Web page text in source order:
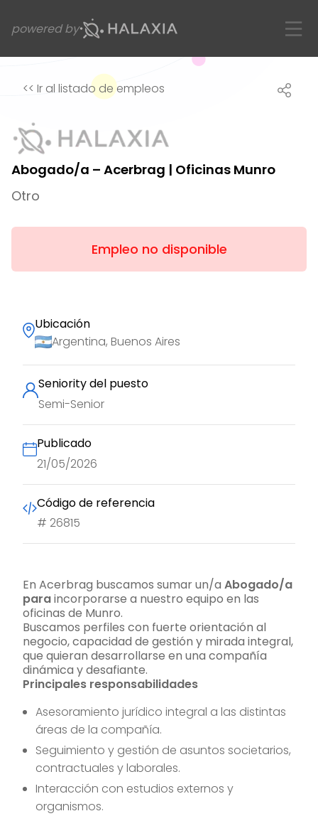
powered by
<< Ir al listado de empleos
En Acerbrag buscamos sumar un/a Abogado/a
paraincorporarse a nuestro equipo en las
oficinas de Munro.
Buscamos perfiles con fuerte orientación al
negocio, capacidad de gestión y mirada integral,
que quieran desarrollarse en una compañía
dinámica y desafiante.
Principales responsabilidades
Asesoramiento jurídico integral a las distintas
áreas de la compañía.
Seguimiento y gestión de asuntos societarios,
contractuales y laborales.
Interacción con estudios externos y
organismos.
Abogado/a – Acerbrag | Oficinas Munro
Otro
Empleo no disponible
Ubicación
Argentina, Buenos Aires
Seniority del puesto
Semi-Senior
Publicado
21/05/2026
Código de referencia
# 26815